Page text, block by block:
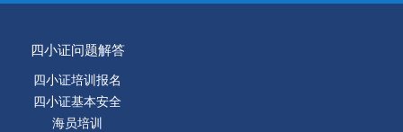
四小证问题解答
四小证培训报名
四小证基本安全
海员培训